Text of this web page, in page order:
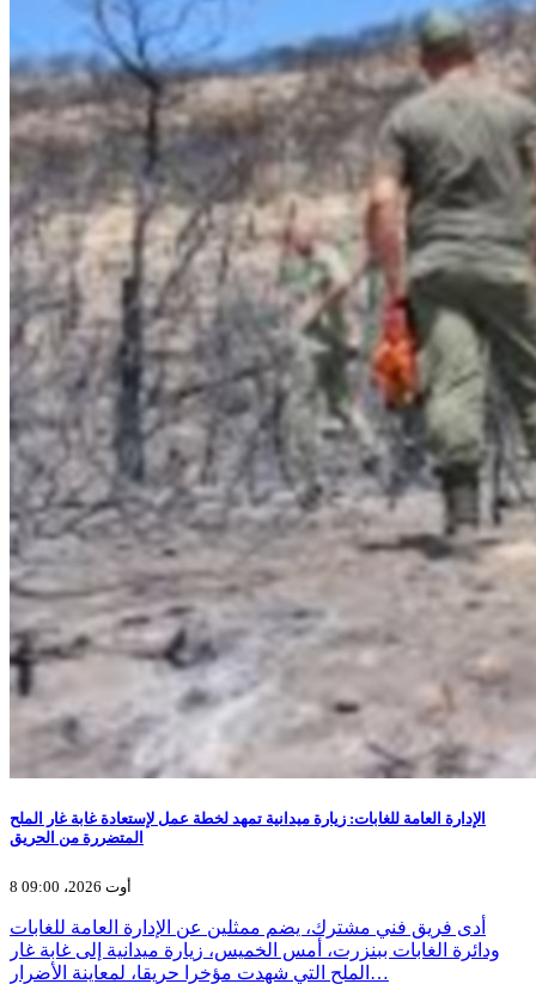
الإدارة العامة للغابات: زيارة ميدانية تمهد لخطة عمل لإستعادة غابة غار الملح
المتضررة من الحريق
8 أوت 2026، 09:00
أدى فريق فني مشترك، يضم ممثلين عن الإدارة العامة للغابات
ودائرة الغابات ببنزرت، أمس الخميس، زيارة ميدانية إلى غابة غار
الملح التي شهدت مؤخرا حريقا، لمعاينة الأضرار…